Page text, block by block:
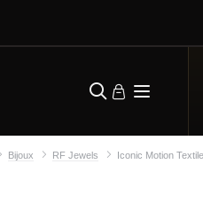
Bijoux RF Jewels Iconic Motion